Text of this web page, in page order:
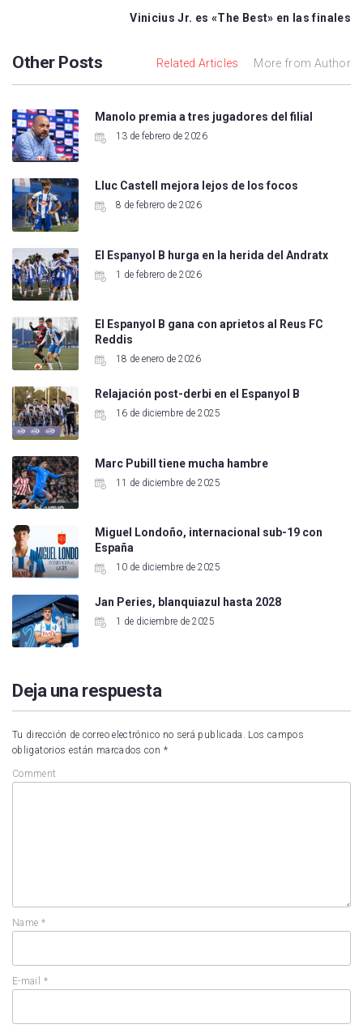
Vinicius Jr. es «The Best» en las finales
Other Posts Related Articles More from Author
Manolo premia a tres jugadores del filial
13 de febrero de 2026
Lluc Castell mejora lejos de los focos
8 de febrero de 2026
El Espanyol B hurga en la herida del Andratx
1 de febrero de 2026
El Espanyol B gana con aprietos al Reus FC
Reddis
18 de enero de 2026
Relajación post-derbi en el Espanyol B
16 de diciembre de 2025
Marc Pubill tiene mucha hambre
11 de diciembre de 2025
Miguel Londoño, internacional sub-19 con
España
10 de diciembre de 2025
Jan Peries, blanquiazul hasta 2028
1 de diciembre de 2025
Deja una respuesta
Tu dirección de correo electrónico no será publicada. Los campos
obligatorios están marcados con *
Comment
Name *
E-mail *